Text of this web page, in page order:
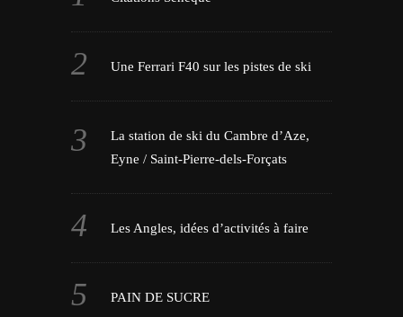
Une Ferrari F40 sur les pistes de ski
La station de ski du Cambre d’Aze,
Eyne / Saint-Pierre-dels-Forçats
Les Angles, idées d’activités à faire
PAIN DE SUCRE